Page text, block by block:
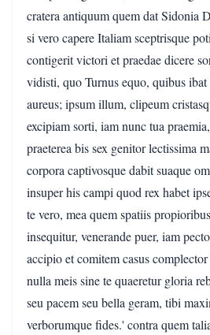
cratera antiquum quem dat Sidonia
si vero capere Italiam sceptrisque
contigerit victori et praedae dicere
vidisti, quo Turnus equo, quibus
aureus; ipsum illum, clipeum
excipiam sorti, iam nunc tua
praeterea bis sex genitor lectissima
corpora captivosque dabit suaque
insuper his campi quod rex habet
te vero, mea quem spatiis
insequitur, venerande puer, iam
accipio et comitem casus
nulla meis sine te quaeretur gloria
seu pacem seu bella geram, tibi
verborumque fides.' contra quem